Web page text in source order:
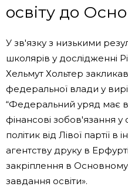
освіту до
У зв'язку з низькими
школярів у дослідженні
Хельмут Хольтер
федеральної влади у
“Федеральний уряд має
фінансові зобов'язання у
політик від Лівої партії
агентству друку в
закріплення в Основному
завдання освіти».